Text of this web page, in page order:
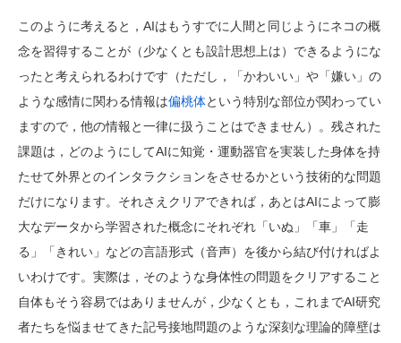
このように考えると，AIはもうすでに人間と同じようにネコの概
念を習得することが（少なくとも設計思想上は）できるようにな
ったと考えられるわけです（ただし，「かわいい」や「嫌い」の
ような感情に関わる情報は偏桃体という特別な部位が関わってい
ますので，他の情報と一律に扱うことはできません）。残された
課題は，どのようにしてAIに知覚・運動器官を実装した身体を持
たせて外界とのインタラクションをさせるかという技術的な問題
だけになります。それさえクリアできれば，あとはAIによって膨
大なデータから学習された概念にそれぞれ「いぬ」「車」「走
る」「きれい」などの言語形式（音声）を後から結び付ければよ
いわけです。実際は，そのような身体性の問題をクリアすること
自体もそう容易ではありませんが，少なくとも，これまでAI研究
者たちを悩ませてきた記号接地問題のような深刻な理論的障壁は